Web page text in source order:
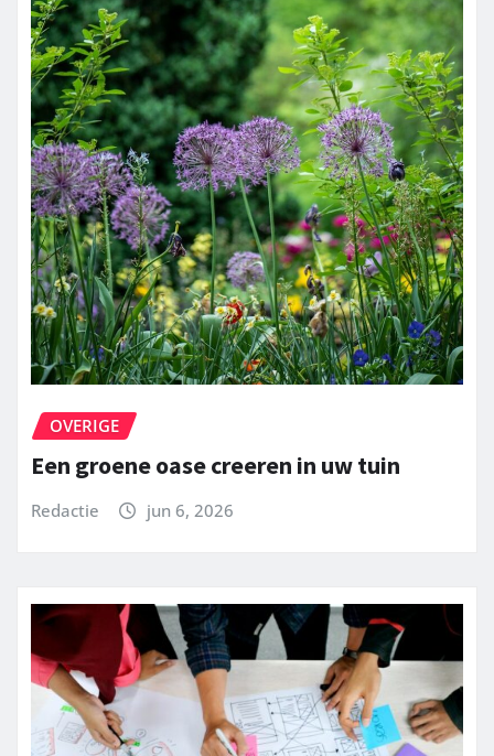
OVERIGE
Een groene oase creeren in uw tuin
Redactie jun 6, 2026